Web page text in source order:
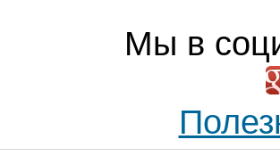
Мы в